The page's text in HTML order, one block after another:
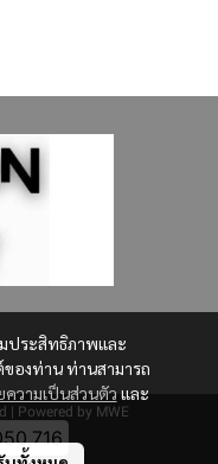
ประสิทธิภาพและ
องท่าน ท่านสามารถ
ความเป็นส่วนตัว และ
| Powered by MWE